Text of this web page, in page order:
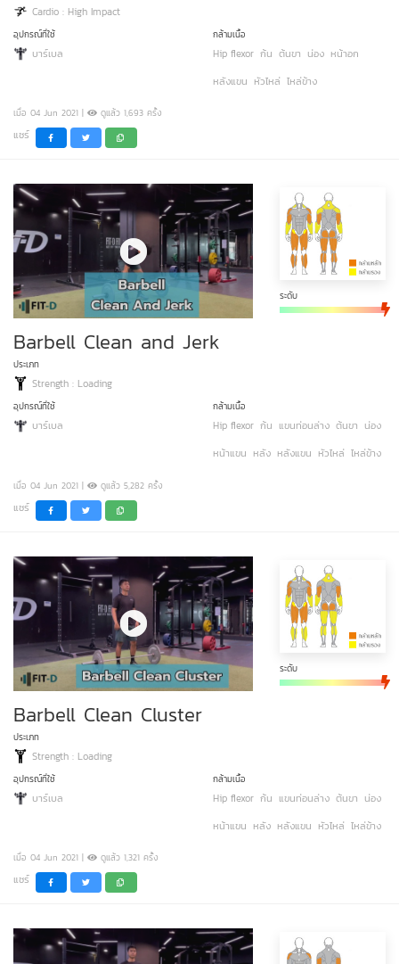
Cardio : High Impact
อุปกรณ์ที่ใช้
บาร์เบล
กล้ามเนื้อ
Hip flexor ก้น ต้นขา น่อง หน้าอก
หลังแขน หัวไหล่ ไหล่ข้าง
เมื่อ 04 Jun 2021 | ดูแล้ว 1,693 ครั้ง
แชร์
ระดับ
Barbell Clean and Jerk
ประเภท
Strength : Loading
อุปกรณ์ที่ใช้
บาร์เบล
กล้ามเนื้อ
Hip flexor ก้น แขนท่อนล่าง ต้นขา น่อง
หน้าแขน หลัง หลังแขน หัวไหล่ ไหล่ข้าง
เมื่อ 04 Jun 2021 | ดูแล้ว 5,282 ครั้ง
แชร์
ระดับ
Barbell Clean Cluster
ประเภท
Strength : Loading
อุปกรณ์ที่ใช้
บาร์เบล
กล้ามเนื้อ
Hip flexor ก้น แขนท่อนล่าง ต้นขา น่อง
หน้าแขน หลัง หลังแขน หัวไหล่ ไหล่ข้าง
เมื่อ 04 Jun 2021 | ดูแล้ว 1,321 ครั้ง
แชร์